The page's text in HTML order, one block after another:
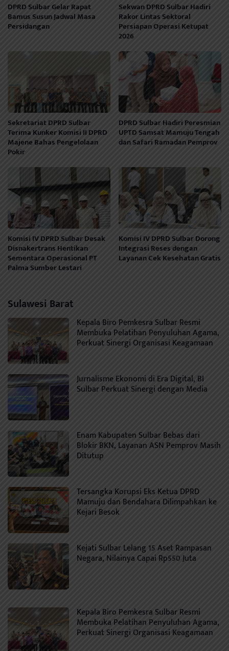
DPRD Sulbar Gelar Rapat
Bamus Susun Jadwal Masa
Persidangan
Sekwan DPRD Sulbar Hadiri
Rakor Lintas Sektoral
Persiapan Operasi Ketupat
2026
Sekretariat DPRD Sulbar
Terima Kunker Komisi II DPRD
Majene Bahas Pengelolaan
Pokir
DPRD Sulbar Hadiri Peresmian
UPTD Samsat Mamuju Tengah
dan Safari Ramadan Pemprov
Komisi IV DPRD Sulbar Desak
Disnakertrans Hentikan
Sementara Operasional PT
Palma Sumber Lestari
Komisi IV DPRD Sulbar Dorong
Integrasi Reses dengan
Layanan Cek Kesehatan Gratis
Sulawesi Barat
Kepala Biro Pemkesra Sulbar Resmi
Membuka Pelatihan Penyuluhan Agama,
Perkuat Sinergi Organisasi Keagamaan
Jurnalisme Ekonomi di Era Digital, BI
Sulbar Perkuat Sinergi dengan Media
Enam Kabupaten Sulbar Bebas dari
Blokir BKN, Layanan ASN Pemprov Masih
Ditutup
Tersangka Korupsi Eks Ketua DPRD
Mamuju dan Bendahara Dilimpahkan ke
Kejari Besok
Kejati Sulbar Lelang 15 Aset Rampasan
Negara, Nilainya Capai Rp550 Juta
Kepala Biro Pemkesra Sulbar Resmi
Membuka Pelatihan Penyuluhan Agama,
Perkuat Sinergi Organisasi Keagamaan